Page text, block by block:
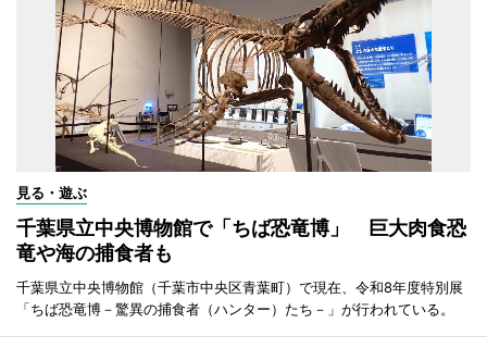
見る・遊ぶ
千葉県立中央博物館で「ちば恐竜博」 巨大肉食恐
竜や海の捕食者も
千葉県立中央博物館（千葉市中央区青葉町）で現在、令和8年度特別展
「ちば恐竜博－驚異の捕食者（ハンター）たち－」が行われている。